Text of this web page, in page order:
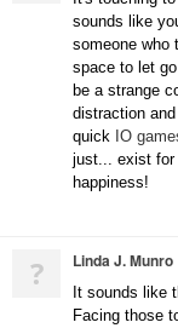
sounds like
someone who
space to let
be a strange
distraction
quick IO
just... exist for
happiness!
? Linda J. Munro
It sounds like
Facing those